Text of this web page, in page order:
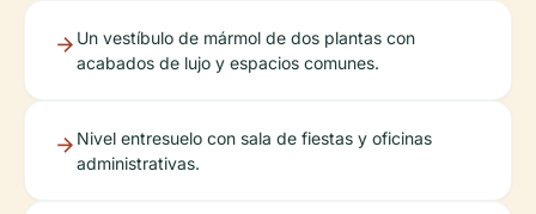
Un vestíbulo de mármol de dos plantas con
acabados de lujo y espacios comunes.
Nivel entresuelo con sala de fiestas y oficinas
administrativas.